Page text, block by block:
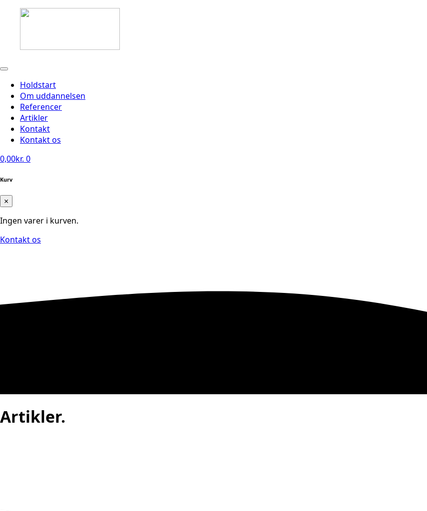
Holdstart
Om uddannelsen
Referencer
Artikler
Kontakt
Kontakt os
0,00kr. 0
Kurv
×
Ingen varer i kurven.
Kontakt os
Artikler.